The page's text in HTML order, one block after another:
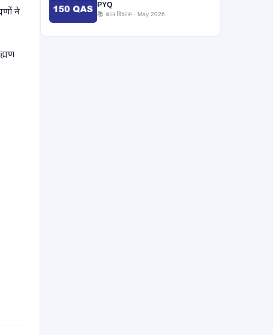
ने
PYQ
📚 बाल विकास · May 2026